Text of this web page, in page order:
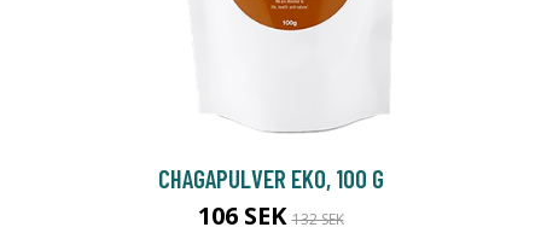
CHAGAPULVER EKO, 100 G
106 SEK132 SEK